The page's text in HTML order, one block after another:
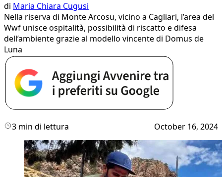
di Maria Chiara Cugusi
Nella riserva di Monte Arcosu, vicino a Cagliari, l’area del
Wwf unisce ospitalità, possibilità di riscatto e difesa
dell’ambiente grazie al modello vincente di Domus de
Luna
3 min di lettura October 16, 2024